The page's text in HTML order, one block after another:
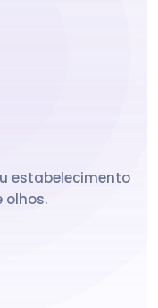
estabelecimento
olhos.